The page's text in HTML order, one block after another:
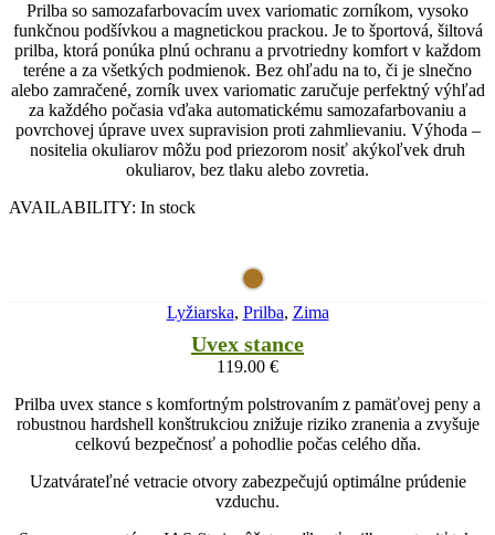
Prilba so samozafarbovacím uvex variomatic zorníkom, vysoko
funkčnou podšívkou a magnetickou prackou. Je to športová, šiltová
prilba, ktorá ponúka plnú ochranu a prvotriedny komfort v každom
teréne a za všetkých podmienok. Bez ohľadu na to, či je slnečno
alebo zamračené, zorník uvex variomatic zaručuje perfektný výhľad
za každého počasia vďaka automatickému samozafarbovaniu a
povrchovej úprave uvex supravision proti zahmlievaniu. Výhoda –
nositelia okuliarov môžu pod priezorom nosiť akýkoľvek druh
okuliarov, bez tlaku alebo zovretia.
AVAILABILITY: In stock
Lyžiarska, Prilba, Zima
Uvex stance
119.00 €
Prilba uvex stance s komfortným polstrovaním z pamäťovej peny a
robustnou hardshell konštrukciou znižuje riziko zranenia a zvyšuje
celkovú bezpečnosť a pohodlie počas celého dňa.
Uzatvárateľné vetracie otvory zabezpečujú optimálne prúdenie
vzduchu.